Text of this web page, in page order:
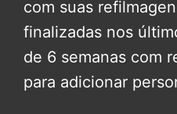
com suas
finalizadas nos
de 6 semanas com
para adicionar